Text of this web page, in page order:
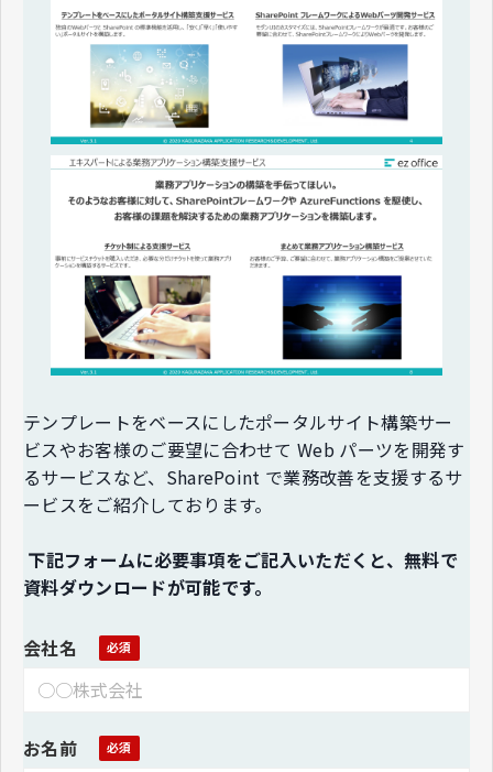
テンプレートをベースにしたポータルサイト構築サー
ビスやお客様のご要望に合わせて Web パーツを開発す
るサービスなど、SharePoint で業務改善を支援するサ
ービスをご紹介しております。
下記フォームに必要事項をご記入いただくと、無料で
資料ダウンロードが可能です。
会社名
お名前